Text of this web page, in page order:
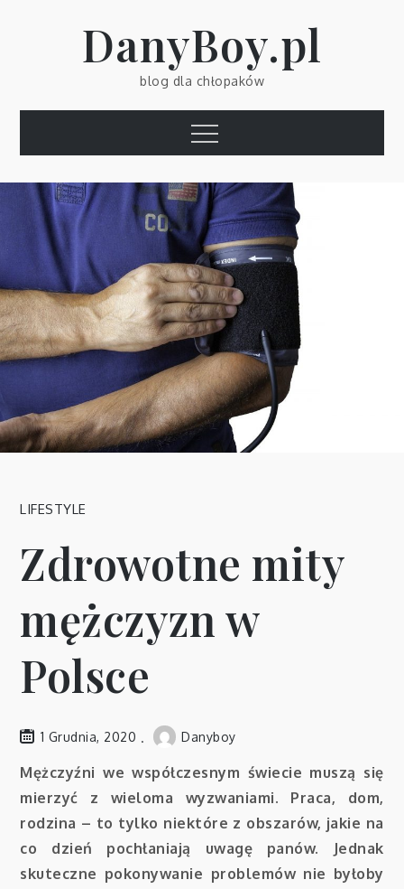
DanyBoy.pl
blog dla chłopaków
Menu
LIFESTYLE
Zdrowotne mity
mężczyzn w
Polsce
1 Grudnia, 2020 Danyboy
Mężczyźni we współczesnym świecie muszą się
mierzyć z wieloma wyzwaniami. Praca, dom,
rodzina – to tylko niektóre z obszarów, jakie na
co dzień pochłaniają uwagę panów. Jednak
skuteczne pokonywanie problemów nie byłoby